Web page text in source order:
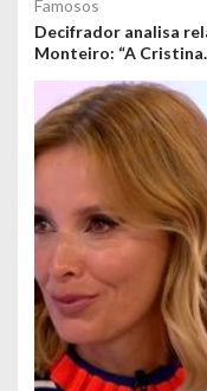
Famosos
Decifrador analisa
Monteiro: “A